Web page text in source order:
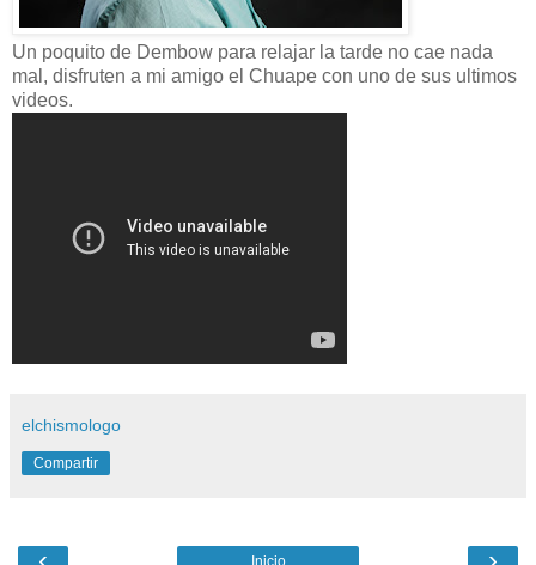
Un poquito de Dembow para relajar la tarde no cae nada
mal, disfruten a mi amigo el Chuape con uno de sus ultimos
videos.
elchismologo
Compartir
Inicio